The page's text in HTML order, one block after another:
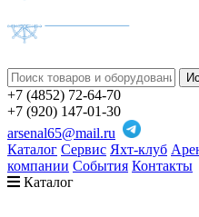
+7 (4852) 72-64-70
+7 (920) 147-01-30
arsenal65@mail.ru
Каталог Сервис Яхт-клуб
компании События Контакты
Каталог